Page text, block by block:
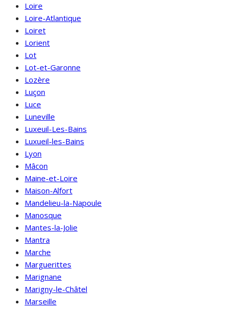
Loire
Loire-Atlantique
Loiret
Lorient
Lot
Lot-et-Garonne
Lozère
Luçon
Luce
Luneville
Luxeuil-Les-Bains
Luxueil-les-Bains
Lyon
Mâcon
Maine-et-Loire
Maison-Alfort
Mandelieu-la-Napoule
Manosque
Mantes-la-Jolie
Mantra
Marche
Marguerittes
Marignane
Marigny-le-Châtel
Marseille